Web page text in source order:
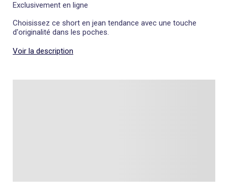
Exclusivement en ligne
Choisissez ce short en jean tendance avec une touche
d'originalité dans les poches.
Voir la description